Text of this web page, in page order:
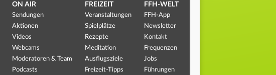
ON AIR
Sendungen
Aktionen
Videos
Webcams
Moderatoren & Team
Podcasts
FREIZEIT
Veranstaltungen
Spielplätze
Rezepte
Meditation
Ausflugsziele
Freizeit-Tipps
FFH-WELT
FFH-App
Newsletter
Kontakt
Frequenzen
Jobs
Führungen